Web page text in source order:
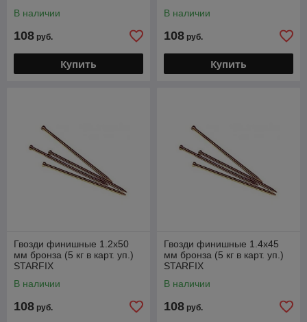
В наличии
108 руб.
Купить
В наличии
108 руб.
Купить
Гвозди финишные 1.2х50
мм бронза (5 кг в карт. уп.)
STARFIX
В наличии
108 руб.
Гвозди финишные 1.4х45
мм бронза (5 кг в карт. уп.)
STARFIX
В наличии
108 руб.